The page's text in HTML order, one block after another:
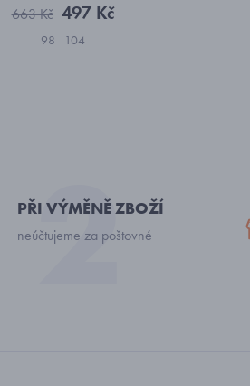
663 Kč 497 Kč
98 104
PŘI VÝMĚNĚ ZBOŽÍ
neúčtujeme za poštovné